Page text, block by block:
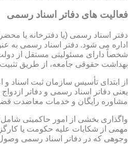
فعالیت های دفاتر اسناد رسمی
دفتر اسناد رسمی (یا دفترخانه یا
اداره می شود. دفتر اسناد رسمی به
شخصاً دارای مسئولیتی مستقل از
بهداشت حقوقی جامعه، از طریق
از ابتدای تأسیس سازمان ثبت اسناد
یعنی دفاتر اسناد رسمی و دفاتر
مشاوره رایگان و خدمات معاضدت
واگذاری بخشی از امور حاکمیتی
مهمی از شکایات علیه حکومت یا
وجوهی که در دفاتر اسناد رسمی